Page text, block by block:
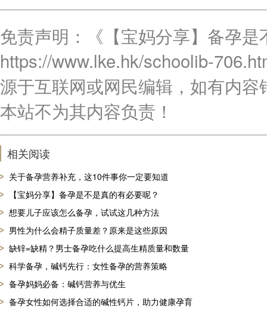
免责声明：《【宝妈分享】备孕
https://www.lke.hk/schoolib-
源于互联网或网民编辑，如有内
本站不为其内容负责！
相关阅读
关于备孕营养补充，这10件事你一定要知道
【宝妈分享】备孕是不是真的有必要呢？
想要儿子应该怎么备孕，试试这几种方法
男性为什么会精子质量差？原来是这些原因
缺锌=缺精？男士备孕吃什么提高生精质量和数量
科学备孕，碱钙先行：女性备孕的营养策略
备孕妈妈必备：碱钙营养与优生
备孕女性如何选择合适的碱性钙片，助力健康孕育